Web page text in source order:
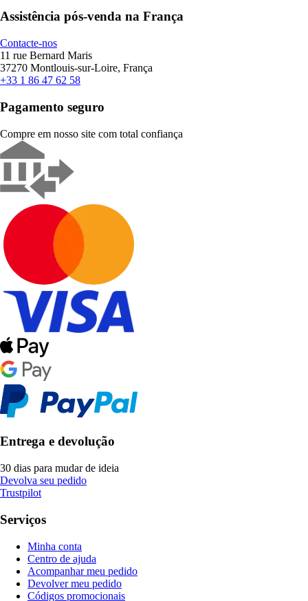
Assistência pós-venda na França
Contacte-nos
11 rue Bernard Maris
37270 Montlouis-sur-Loire, França
+33 1 86 47 62 58
Pagamento seguro
Compre em nosso site com total confiança
Entrega e devolução
30 dias para mudar de ideia
Devolva seu pedido
Trustpilot
Serviços
Minha conta
Centro de ajuda
Acompanhar meu pedido
Devolver meu pedido
Códigos promocionais